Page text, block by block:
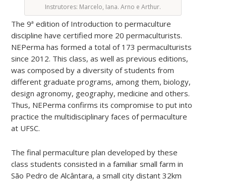
Instrutores: Marcelo, Iana. Arno e Arthur.
The 9ª edition of Introduction to permaculture
discipline have certified more 20 permaculturists.
NEPerma has formed a total of 173 permaculturists
since 2012. This class, as well as previous editions,
was composed by a diversity of students from
different graduate programs, among them, biology,
design agronomy, geography, medicine and others.
Thus, NEPerma confirms its compromise to put into
practice the multidisciplinary faces of permaculture
at UFSC.
The final permaculture plan developed by these
class students consisted in a familiar small farm in
São Pedro de Alcântara, a small city distant 32km